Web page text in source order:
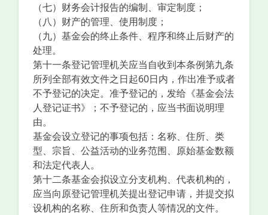
（七）财务会计报告的编制、审定制度；
（八）财产的管理、使用制度；
（九）基金会的终止条件、程序和终止后财产的
处理。
第十一条登记管理机关应当自收到本条例第九条
所列全部有效文件之日起60日内，作出准予或者
不予登记的决定。准予登记的，发给《基金会法
人登记证书》；不予登记的，应当书面说明理
由。
基金会设立登记的事项包括：名称、住所、类
型、宗旨、公益活动的业务范围、原始基金数额
和法定代表人。
第十二条基金会拟设立分支机构、代表机构的，
应当向原登记管理机关提出登记申请，并提交拟
设机构的名称、住所和负责人等情况的文件。